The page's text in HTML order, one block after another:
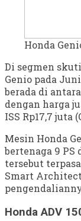
Honda
Di segmen
Genio pada
berada di
dengan harga
ISS Rp17,7 juta
Mesin Honda
bertenaga 9 PS
tersebut
Smart
Honda ADV